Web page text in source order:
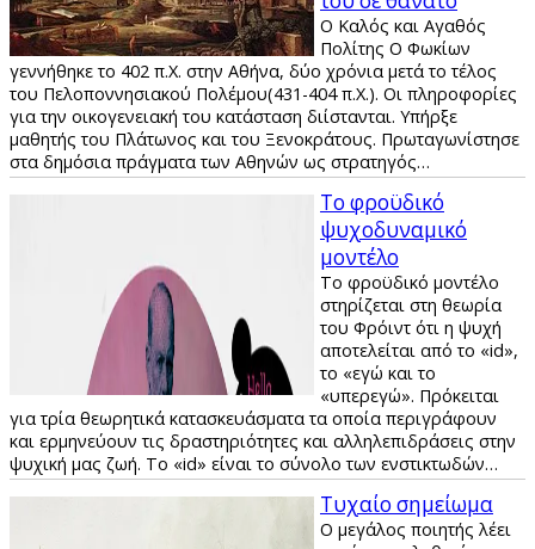
Ο Καλός και Αγαθός
Πολίτης Ο Φωκίων
γεννήθηκε το 402 π.Χ. στην Αθήνα, δύο χρόνια μετά το τέλος
του Πελοποννησιακού Πολέμου(431-404 π.Χ.). Οι πληροφορίες
για την οικογενειακή του κατάσταση διίστανται. Υπήρξε
μαθητής του Πλάτωνος και του Ξενοκράτους. Πρωταγωνίστησε
στα δημόσια πράγματα των Αθηνών ως στρατηγός…
Το φροϋδικό
ψυχοδυναμικό
μοντέλο
Το φροϋδικό μοντέλο
στηρίζεται στη θεωρία
του Φρόιντ ότι η ψυχή
αποτελείται από το «id»,
το «εγώ και το
«υπερεγώ». Πρόκειται
για τρία θεωρητικά κατασκευάσματα τα οποία περιγράφουν
και ερμηνεύουν τις δραστηριότητες και αλληλεπιδράσεις στην
ψυχική μας ζωή. Το «id» είναι το σύνολο των ενστικτωδών…
Τυχαίο σημείωμα
Ο μεγάλος ποιητής λέει